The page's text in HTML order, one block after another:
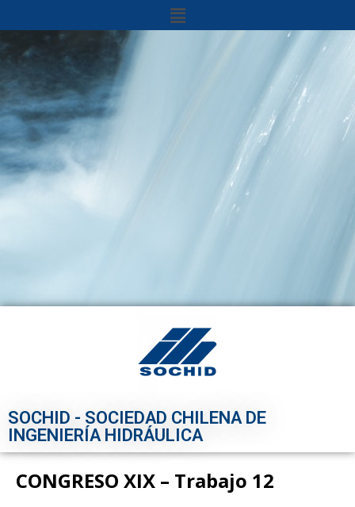
SOCHID - SOCIEDAD CHILENA DE
INGENIERÍA HIDRÁULICA
CONGRESO XIX – Trabajo 12